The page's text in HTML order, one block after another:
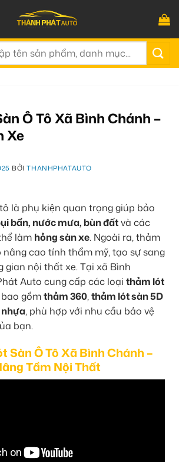
Ô Tô Xã Bình Chánh –
Xe
BỞITHANHPHATAUTO
là phụ kiện quan trọng giúp bảo
bẩn, nước mưa, bùn đấtvà các
làm hỏng sàn xe. Ngoài ra, thảm
nâng cao tính thẩm mỹ, tạo sự sang
gian nội thất xe. Tại xã Bình
Auto cung cấp các loại thảm lót
bao gồmthảm 360,thảm lót sàn 5D
, phù hợp với nhu cầu bảo vệ
bạn.
Sàn Ô Tô Xã Bình Chánh –
Tầm Nội Thất